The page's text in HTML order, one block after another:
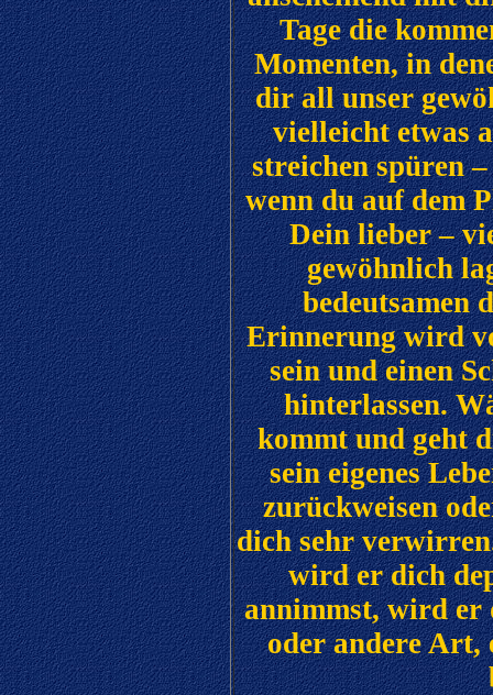
Tage die
Momenten, in
dir all unser
vielleicht etwas
streichen spüren
wenn du auf dem
Dein lieber –
gewöhnlich
bedeutsamen
Erinnerung wird
sein und einen
hinterlassen.
kommt und geht
sein eigenes
zurückweisen
dich sehr
wird er dich
annimmst, wird er
oder andere Art,